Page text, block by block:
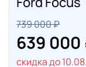
739 000 ₽
639 000
скидка до